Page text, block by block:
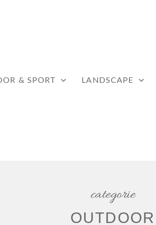
& SPORT LANDSCAPE
categorie
OUTDOOR